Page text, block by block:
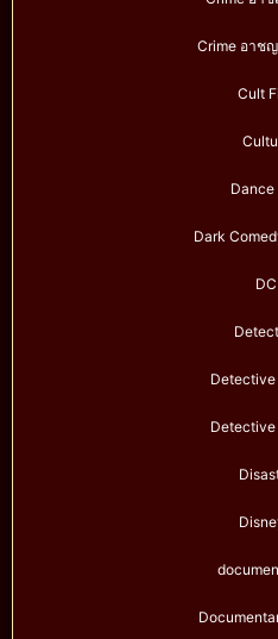
Crime อาช
Cult
Dance
Dark
DC